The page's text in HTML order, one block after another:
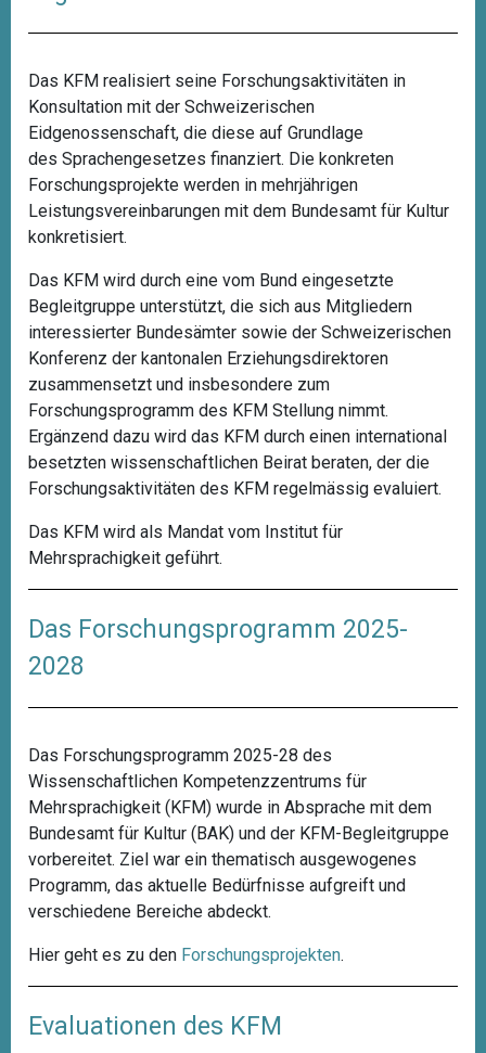
Das KFM realisiert seine Forschungsaktivitäten in
Konsultation mit der Schweizerischen
Eidgenossenschaft, die diese auf Grundlage
des Sprachengesetzes finanziert. Die konkreten
Forschungsprojekte werden in mehrjährigen
Leistungsvereinbarungen mit dem Bundesamt für Kultur
konkretisiert.
Das KFM wird durch eine vom Bund eingesetzte
Begleitgruppe unterstützt, die sich aus Mitgliedern
interessierter Bundesämter sowie der Schweizerischen
Konferenz der kantonalen Erziehungsdirektoren
zusammensetzt und insbesondere zum
Forschungsprogramm des KFM Stellung nimmt.
Ergänzend dazu wird das KFM durch einen international
besetzten wissenschaftlichen Beirat beraten, der die
Forschungsaktivitäten des KFM regelmässig evaluiert.
Das KFM wird als Mandat vom Institut für
Mehrsprachigkeit geführt.
Das Forschungsprogramm 2025-
2028
Das Forschungsprogramm 2025-28 des
Wissenschaftlichen Kompetenzzentrums für
Mehrsprachigkeit (KFM) wurde in Absprache mit dem
Bundesamt für Kultur (BAK) und der KFM-Begleitgruppe
vorbereitet. Ziel war ein thematisch ausgewogenes
Programm, das aktuelle Bedürfnisse aufgreift und
verschiedene Bereiche abdeckt.
Hier geht es zu den Forschungsprojekten.
Evaluationen des KFM